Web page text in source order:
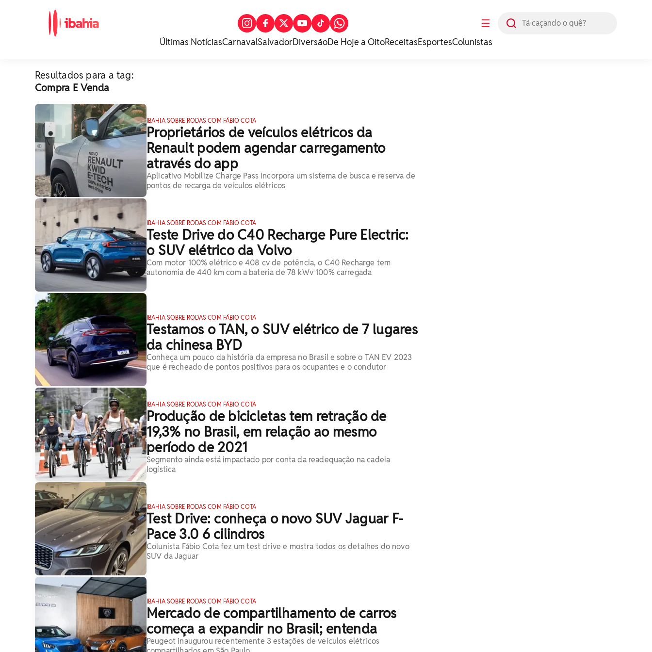
☰
Últimas NotíciasCarnavalSalvadorDiversãoDe Hoje a OitoReceitasEsportesColunistas
Resultados para a tag:
Compra E Venda
IBAHIA SOBRE RODAS COM FÁBIO COTA
Proprietários de veículos elétricos da
Renault podem agendar carregamento
através do app
Aplicativo Mobilize Charge Pass incorpora um sistema de busca e reserva de
pontos de recarga de veículos elétricos
IBAHIA SOBRE RODAS COM FÁBIO COTA
Teste Drive do C40 Recharge Pure Electric:
o SUV elétrico da Volvo
Com motor 100% elétrico e 408 cv de potência, o C40 Recharge tem
autonomia de 440 km com a bateria de 78 kWv 100% carregada
IBAHIA SOBRE RODAS COM FÁBIO COTA
Testamos o TAN, o SUV elétrico de 7 lugares
da chinesa BYD
Conheça um pouco da história da empresa no Brasil e sobre o TAN EV 2023
que é recheado de pontos positivos para os ocupantes e o condutor
IBAHIA SOBRE RODAS COM FÁBIO COTA
Produção de bicicletas tem retração de
19,3% no Brasil, em relação ao mesmo
período de 2021
Segmento ainda está impactado por conta da readequação na cadeia
logística
IBAHIA SOBRE RODAS COM FÁBIO COTA
Test Drive: conheça o novo SUV Jaguar F-
Pace 3.0 6 cilindros
Colunista Fábio Cota fez um test drive e mostra todos os detalhes do novo
SUV da Jaguar
IBAHIA SOBRE RODAS COM FÁBIO COTA
Mercado de compartilhamento de carros
começa a expandir no Brasil; entenda
Peugeot inaugurou recentemente 3 estações de veículos elétricos